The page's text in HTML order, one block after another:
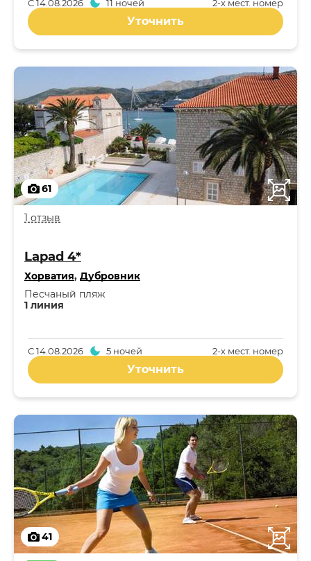
2-x мест. номер
С14.08.2026 11 ночей
Уточнить
61
1 отзыв
Lapad 4*
Хорватия, Дубровник
1 линия
Песчаный пляж
2-x мест. номер
С14.08.2026 5 ночей
Уточнить
41